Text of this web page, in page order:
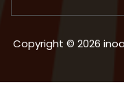
Copyright © 2026